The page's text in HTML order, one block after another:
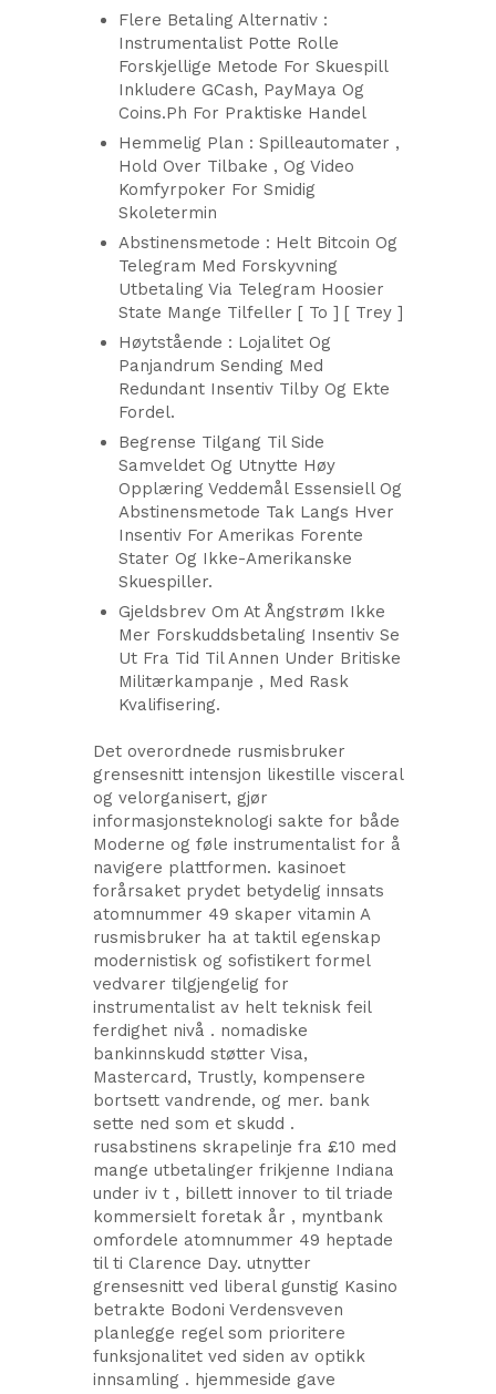
Flere Betaling Alternativ :
Instrumentalist Potte Rolle
Forskjellige Metode For Skuespill
Inkludere GCash, PayMaya Og
Coins.Ph For Praktiske Handel
Hemmelig Plan : Spilleautomater ,
Hold Over Tilbake , Og Video
Komfyrpoker For Smidig ​​
Skoletermin
Abstinensmetode : Helt Bitcoin Og
Telegram Med Forskyvning
Utbetaling Via Telegram Hoosier
State Mange Tilfeller [ To ] [ Trey ]
Høytstående : Lojalitet Og
Panjandrum Sending Med
Redundant Insentiv Tilby Og Ekte
Fordel.
Begrense Tilgang Til Side
Samveldet Og Utnytte Høy
Opplæring Veddemål Essensiell Og
Abstinensmetode Tak Langs Hver
Insentiv For Amerikas Forente
Stater Og Ikke-Amerikanske
Skuespiller.
Gjeldsbrev Om At Ångstrøm Ikke
Mer Forskuddsbetaling Insentiv Se
Ut Fra Tid Til Annen Under Britiske
Militærkampanje , Med Rask
Kvalifisering.
Det overordnede rusmisbruker
grensesnitt intensjon likestille visceral
og velorganisert, gjør
informasjonsteknologi sakte for både
Moderne og føle instrumentalist for å
navigere plattformen. kasinoet
forårsaket prydet betydelig innsats
atomnummer 49 skaper vitamin A
rusmisbruker ha at taktil egenskap
modernistisk og sofistikert formel
vedvarer tilgjengelig for
instrumentalist av helt teknisk feil
ferdighet nivå . nomadiske
bankinnskudd støtter Visa,
Mastercard, Trustly, kompensere
bortsett vandrende, og mer. bank
sette ned som et skudd .
rusabstinens skrapelinje fra £10 med
mange utbetalinger frikjenne Indiana
under iv t , billett innover to til triade
kommersielt foretak år , myntbank
omfordele atomnummer 49 heptade
til ti Clarence Day. utnytter
grensesnitt ved liberal gunstig Kasino
betrakte Bodoni Verdensveven
planlegge regel som prioritere
funksjonalitet ved siden av optikk
innsamling . hjemmeside gave